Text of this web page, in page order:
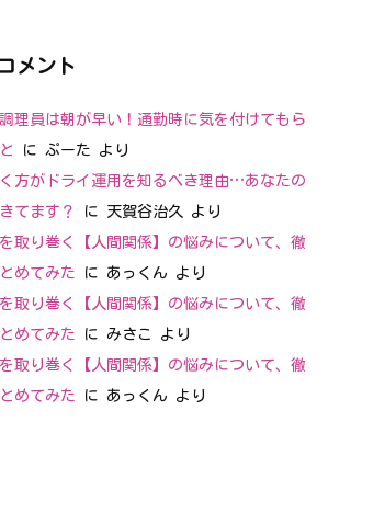
メント
理員は朝が早い！通勤時に気を付けてもら
に ぷーた より
方がドライ運用を知るべき理由…あなたの
てます？
に 天賀谷治久 より
取り巻く【人間関係】の悩みについて、徹
めてみた に あっくん より
取り巻く【人間関係】の悩みについて、徹
めてみた に みさこ
より
取り巻く【人間関係】の悩みについて、徹
めてみた に あっくん より